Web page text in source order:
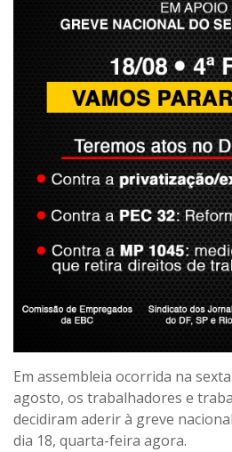
Em assembleia ocorrida na
agosto, os trabalhadores e
decidiram aderir à greve
dia 18, quarta-feira agora.